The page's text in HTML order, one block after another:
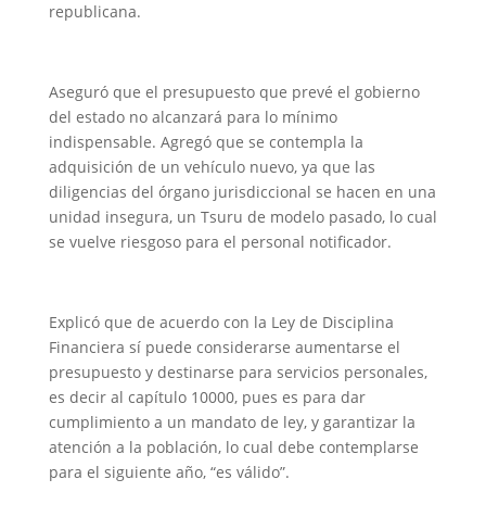
republicana.
Aseguró que el presupuesto que prevé el gobierno
del estado no alcanzará para lo mínimo
indispensable. Agregó que se contempla la
adquisición de un vehículo nuevo, ya que las
diligencias del órgano jurisdiccional se hacen en una
unidad insegura, un Tsuru de modelo pasado, lo cual
se vuelve riesgoso para el personal notificador.
Explicó que de acuerdo con la Ley de Disciplina
Financiera sí puede considerarse aumentarse el
presupuesto y destinarse para servicios personales,
es decir al capítulo 10000, pues es para dar
cumplimiento a un mandato de ley, y garantizar la
atención a la población, lo cual debe contemplarse
para el siguiente año, “es válido”.